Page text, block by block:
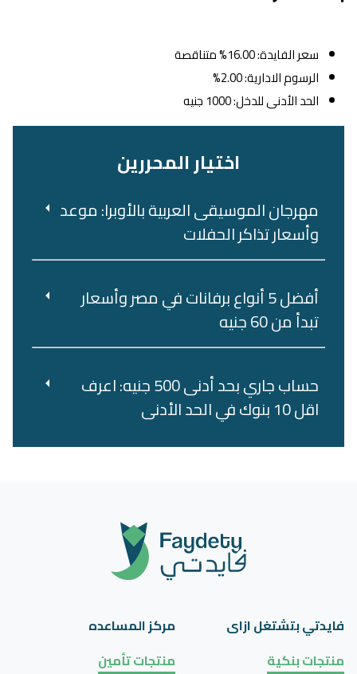
سعر الفايدة: 16.00% متناقصة
الرسوم الادارية: 2.00%
الحد الأدنى للدخل: 1000 جنيه
اختيار المحررين
مهرجان الموسيقى العربية بالأوبرا: موعد
وأسعار تذاكر الحفلات
أفضل 5 أنواع برفانات في مصر وأسعار
تبدأ من 60 جنيه
حساب جاري بحد أدنى 500 جنيه: اعرف
اقل 10 بنوك في الحد الأدنى
فايدتي بتشتغل ازاى
مركز المساعده
منتجات بنكية
منتجات تأمين